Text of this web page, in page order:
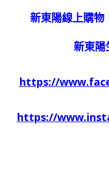
新東陽線上購物
新東陽
https://
https://